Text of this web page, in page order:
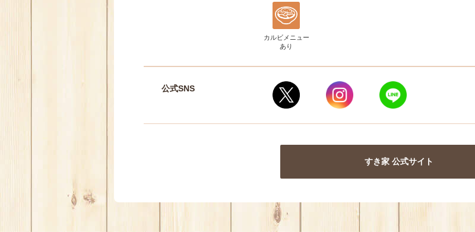
カルビメニュー
あり
公式SNS
すき家 公式サイト